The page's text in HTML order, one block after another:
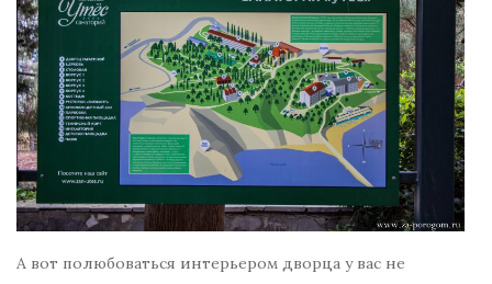
А вот полюбоваться интерьером дворца у вас не